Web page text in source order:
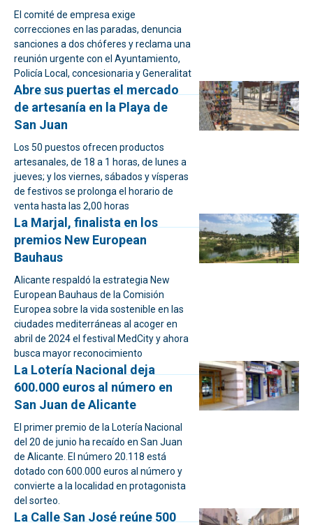
El comité de empresa exige
correcciones en las paradas, denuncia
sanciones a dos chóferes y reclama una
reunión urgente con el Ayuntamiento,
Policía Local, concesionaria y Generalitat
Abre sus puertas el mercado
de artesanía en la Playa de
San Juan
Los 50 puestos ofrecen productos
artesanales, de 18 a 1 horas, de lunes a
jueves; y los viernes, sábados y vísperas
de festivos se prolonga el horario de
venta hasta las 2,00 horas
La Marjal, finalista en los
premios New European
Bauhaus
Alicante respaldó la estrategia New
European Bauhaus de la Comisión
Europea sobre la vida sostenible en las
ciudades mediterráneas al acoger en
abril de 2024 el festival MedCity y ahora
busca mayor reconocimiento
La Lotería Nacional deja
600.000 euros al número en
San Juan de Alicante
El primer premio de la Lotería Nacional
del 20 de junio ha recaído en San Juan
de Alicante. El número 20.118 está
dotado con 600.000 euros al número y
convierte a la localidad en protagonista
del sorteo.
La Calle San José reúne 500